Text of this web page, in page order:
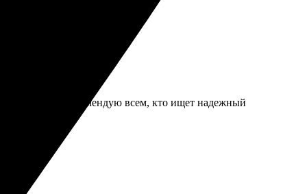
без проблем. Рекомендую всем, кто ищет надежный